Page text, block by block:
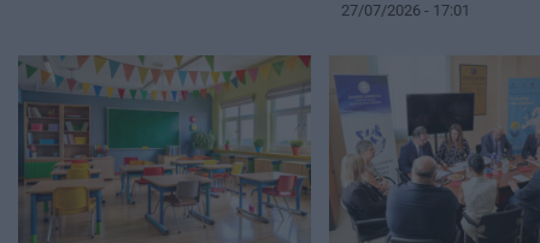
27/07/2026 - 17:01